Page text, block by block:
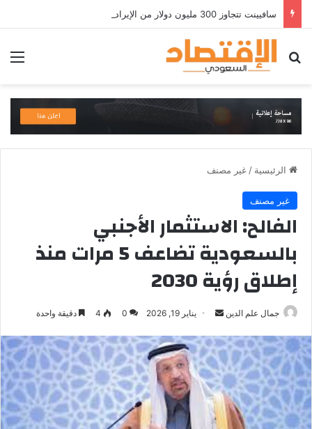
بحث عن
الرئيسية / غير مصنف
غير مصنف
الفالح: الاستثمار الأجنبي
بالسعودية تضاعف 5 مرات منذ
إطلاق رؤية 2030
جمال علم الدين
أرسل
إلكترونيا
يناير 19, 2026 0
4 دقيقة واحدة